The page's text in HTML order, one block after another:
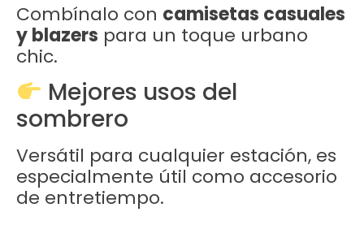
Combínalo con camisetas casuales
y blazers para un toque urbano
chic.
Mejores usos del
sombrero
Versátil para cualquier estación, es
especialmente útil como accesorio
de entretiempo.